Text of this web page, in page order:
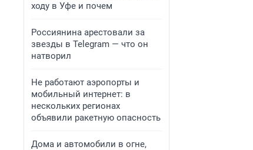
ходу в Уфе и почем
Россиянина арестовали за
звезды в Telegram — что он
натворил
Не работают аэропорты и
мобильный интернет: в
нескольких регионах
объявили ракетную опасность
Дома и автомобили в огне,